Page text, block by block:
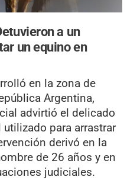
a un
un equino en
en la zona de
Argentina,
advirtió el delicado
para arrastrar
derivó en la
de 26 años y en
judiciales.